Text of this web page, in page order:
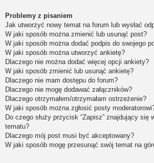
Problemy z pisaniem
Jak utworzyć nowy temat na forum lub wysłać
W jaki sposób można zmienić lub usunąć post?
W jaki sposób można dodać podpis do swojego
W jaki sposób można utworzyć ankietę?
Dlaczego nie można dodać więcej opcji ankiety?
W jaki sposób zmienić lub usunąć ankietę?
Dlaczego nie mam dostępu do forum?
Dlaczego nie mogę dodawać załączników?
Dlaczego otrzymałem/otrzymałam ostrzeżenie?
W jaki sposób można zgłosić posty
Do czego służy przycisk “Zapisz” znajdujący się
tematu?
Dlaczego mój post musi być akceptowany?
W jaki sposób mogę przesunąć swój temat na